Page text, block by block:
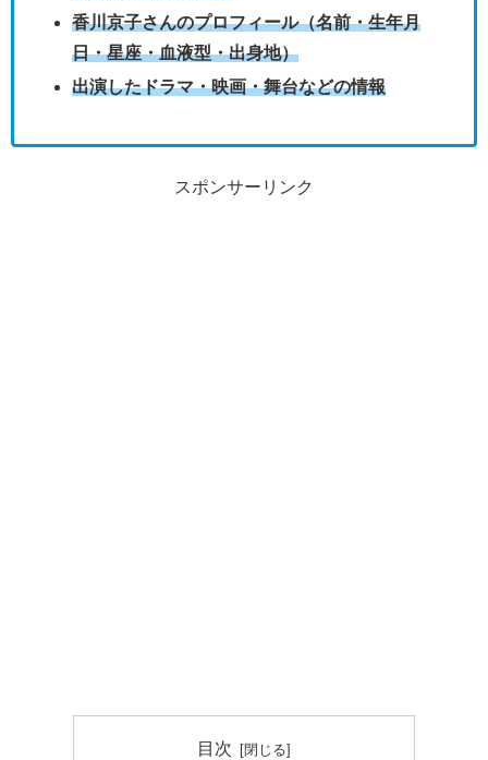
香川京子さんのプロフィール（名前・生年月
日・星座・血液型・出身地）
出演したドラマ・映画・舞台などの情報
スポンサーリンク
目次